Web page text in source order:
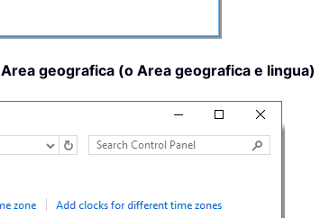
Area geografica (o Area geografica e lingua)